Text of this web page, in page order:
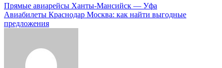
Навигация
по
Прямые авиарейсы Ханты-Мансийск — Уфа
Авиабилеты Краснодар Москва: как найти выгодные
предложения